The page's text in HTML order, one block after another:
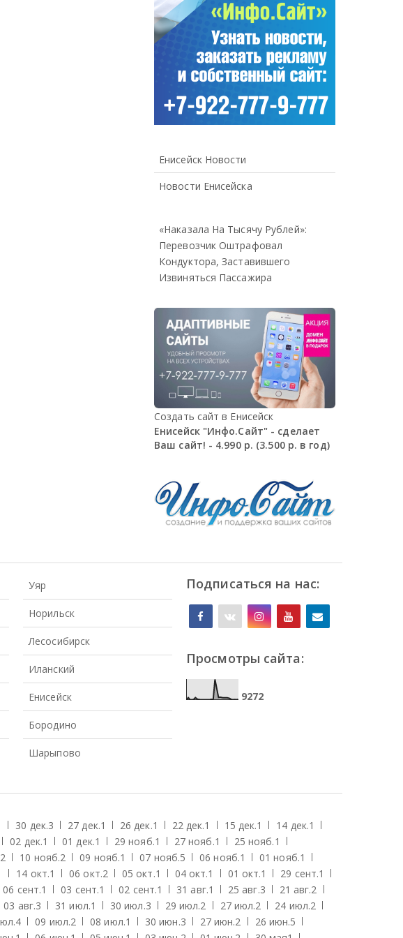
Енисейск Новости
Новости Енисейска
«Наказала На Тысячу Рублей»:
Перевозчик Оштрафовал
Кондуктора, Заставившего
Извиняться Пассажира
Создать сайт в Енисейск
Енисейск "Инфо.Сайт" - сделает
Ваш сайт! - 4.990 р. (3.500 р. в год)
Уяр
Норильск
Лесосибирск
Иланский
Енисейск
Бородино
Шарыпово
Подписаться на нас:
Просмотры сайта:
9272
30 дек.3 27 дек.1 26 дек.1 22 дек.1 15 дек.1 14 дек.1
02 дек.1 01 дек.1 29 нояб.1 27 нояб.1 25 нояб.1
2 10 нояб.2 09 нояб.1 07 нояб.5 06 нояб.1 01 нояб.1
14 окт.1 06 окт.2 05 окт.1 04 окт.1 01 окт.1 29 сент.1
06 сент.1 03 сент.1 02 сент.1 31 авг.1 25 авг.3 21 авг.2
03 авг.3 31 июл.1 30 июл.3 29 июл.2 27 июл.2 24 июл.2
4 09 июл.2 08 июл.1 30 июн.3 27 июн.2 26 июн.5